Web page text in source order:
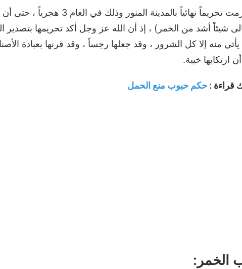
فقد حرمت تحريماً نهائياً
شيئاً أشد من الخمر) ، إذ أن الله عز وجل أكد تحريمها
يأتي منه إلا كل الشرور ، وقد جعلها رجساً ، وقد قرنها بعبادة
ارتكابها خيبة.
قراءة : حكم حبوب منع الحمل
الخمر: